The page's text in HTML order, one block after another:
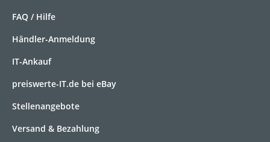
FAQ / Hilfe
Händler-Anmeldung
IT-Ankauf
preiswerte-IT.de bei eBay
Stellenangebote
Versand & Bezahlung